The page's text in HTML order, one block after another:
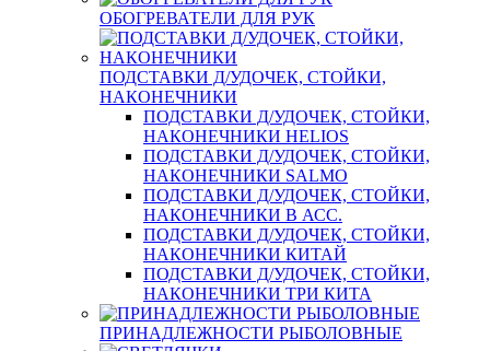
ОБОГРЕВАТЕЛИ ДЛЯ РУК
ПОДСТАВКИ Д/УДОЧЕК, СТОЙКИ,
НАКОНЕЧНИКИ
ПОДСТАВКИ Д/УДОЧЕК, СТОЙКИ,
НАКОНЕЧНИКИ HELIOS
ПОДСТАВКИ Д/УДОЧЕК, СТОЙКИ,
НАКОНЕЧНИКИ SALMO
ПОДСТАВКИ Д/УДОЧЕК, СТОЙКИ,
НАКОНЕЧНИКИ В АСС.
ПОДСТАВКИ Д/УДОЧЕК, СТОЙКИ,
НАКОНЕЧНИКИ КИТАЙ
ПОДСТАВКИ Д/УДОЧЕК, СТОЙКИ,
НАКОНЕЧНИКИ ТРИ КИТА
ПРИНАДЛЕЖНОСТИ РЫБОЛОВНЫЕ